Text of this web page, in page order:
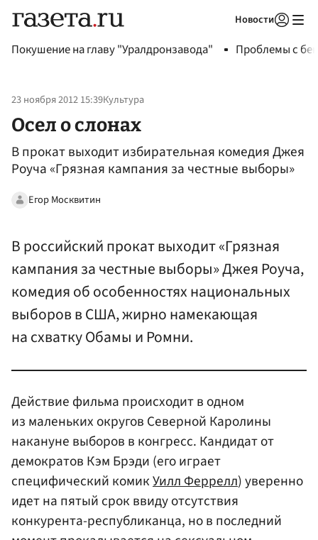
Новости
Покушение на главу "Уралдронзавода" Проблемы с
23 ноября 2012 15:39Культура
Осел о слонах
В прокат выходит избирательная комедия Джея
Роуча «Грязная кампания за честные выборы»
Егор Москвитин
В российский прокат выходит «Грязная
кампания за честные выборы» Джея Роуча,
комедия об особенностях национальных
выборов в США, жирно намекающая
на схватку Обамы и Ромни.
Действие фильма происходит в одном
из маленьких округов Северной Каролины
накануне выборов в конгресс. Кандидат от
демократов Кэм Брэди (его играет
специфический комикУилл Феррелл) уверенно
идет на пятый срок ввиду отсутствия
конкурента-республиканца, но в последний